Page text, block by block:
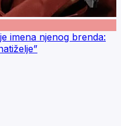
imena njenog brenda: